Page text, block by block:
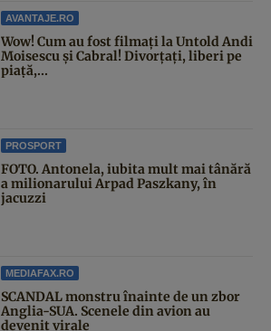
AVANTAJE.RO
Wow! Cum au fost filmați la Untold Andi
Moisescu și Cabral! Divorțați, liberi pe
piață,...
PROSPORT
FOTO. Antonela, iubita mult mai tânără
a milionarului Arpad Paszkany, în
jacuzzi
MEDIAFAX.RO
SCANDAL monstru înainte de un zbor
Anglia-SUA. Scenele din avion au
devenit virale